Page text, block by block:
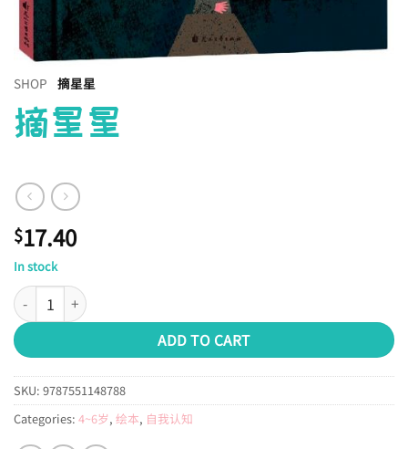
SHOP 摘星星
摘星星
$17.40
In stock
摘星星 quantity
ADD TO CART
SKU: 9787551148788
Categories: 4~6岁, 绘本, 自我认知